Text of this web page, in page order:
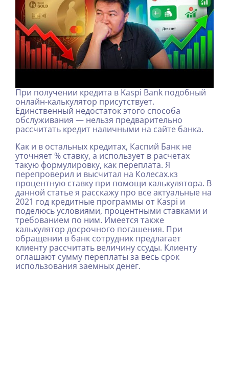
При получении кредита в Kaspi Bank подобный
онлайн-калькулятор присутствует.
Единственный недостаток этого способа
обслуживания — нельзя предварительно
рассчитать кредит наличными на сайте банка.
Как и в остальных кредитах, Каспий Банк не
уточняет % ставку, а использует в расчетах
такую формулировку, как переплата. Я
перепроверил и высчитал на Колесах.кз
процентную ставку при помощи калькулятора. В
данной статье я расскажу про все актуальные на
2021 год кредитные программы от Kaspi и
поделюсь условиями, процентными ставками и
требованием по ним. Имеется также
калькулятор досрочного погашения. При
обращении в банк сотрудник предлагает
клиенту рассчитать величину ссуды. Клиенту
оглашают сумму переплаты за весь срок
использования заемных денег.